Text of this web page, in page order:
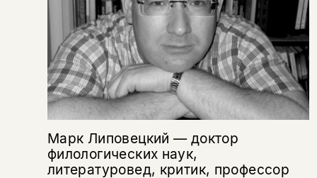
Марк Липовецкий — доктор
филологических наук,
литературовед, критик, профессор
Поделиться
Копировать
ссылку
ВконтактеТелеграм Дзен
подписаться
подписаться
да
нет, вернуться назад